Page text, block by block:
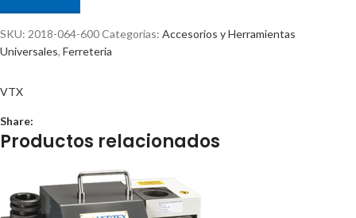
SKU: 2018-064-600Categorías: Accesorios y Herramientas
Universales, Ferreteria
VTX
Share:
Productos relacionados